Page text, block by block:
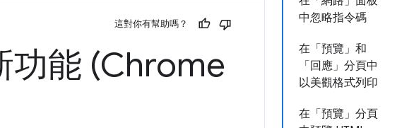
中忽略指令碼
在「預覽」和
「回應」分頁中
以美觀格式列印
在「預覽」分頁
這對你有幫助嗎？
功能 (Chrome